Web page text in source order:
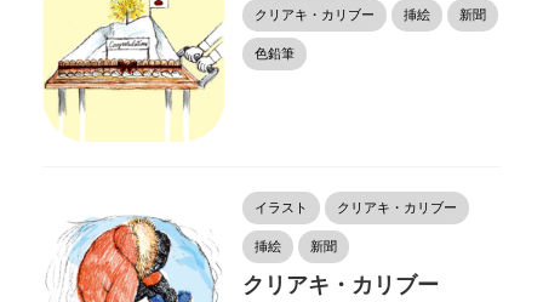
クリアキ・カリブー 挿絵 新聞
色鉛筆
イラスト クリアキ・カリブー
挿絵 新聞
クリアキ・カリブー